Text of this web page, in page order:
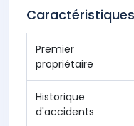
Premier
propriétaire
Historique
d'accidents